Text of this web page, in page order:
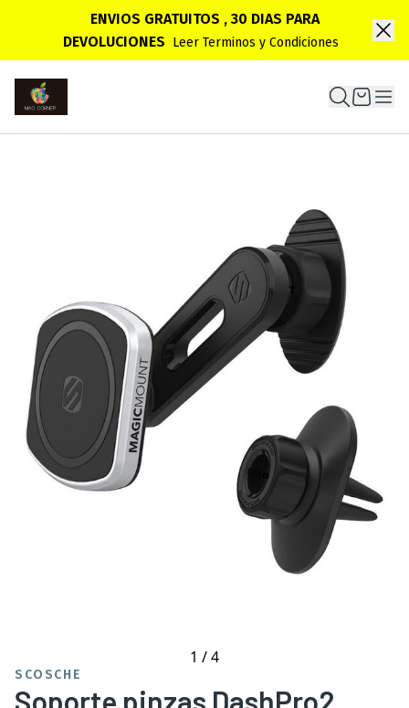
ENVIOS GRATUITOS , 30 DIAS PARA
DEVOLUCIONES Leer Terminos y Condiciones
1 /4
SCOSCHE
Soporte pinzas DashPro2